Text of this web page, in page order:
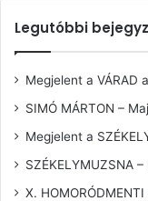
Legutóbbi
Megjelent a VÁRAD
SIMÓ MÁRTON –
Megjelent a
SZÉKELYMUZSNA
X.